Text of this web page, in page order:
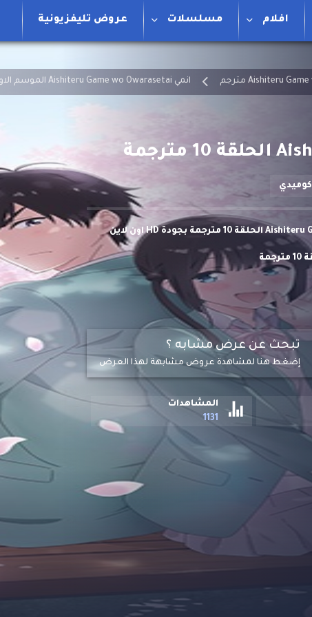
افلام مسلسلات عروض تليفزيونية
انمي Aishiteru Game wo Owarasetai الموسم الاول مترجم
كوميدي
مشاهدة وتحميل انمي Aishiteru Game wo Owarasetai الحلقة 10 مترجمة بجودة HD اون لاين
تبحث عن عرض مشابه ؟
إضغط هنا لمشاهدة عروض مشابهة لهذا العرض
المشاهدات
1131